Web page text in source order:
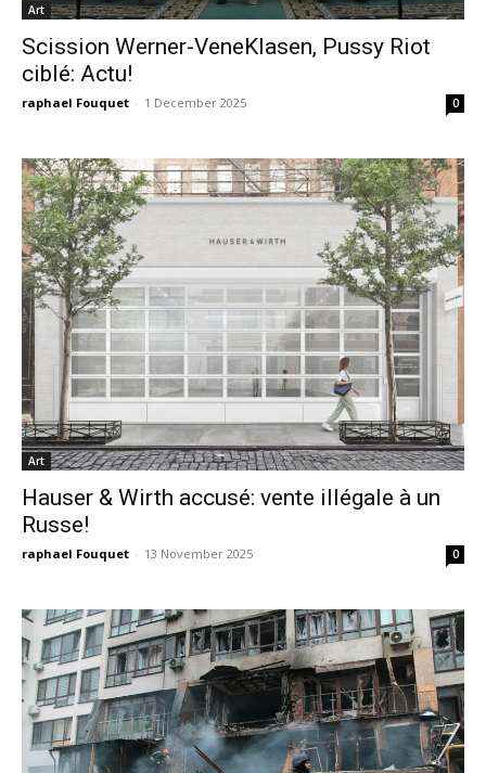
Art
Scission Werner-VeneKlasen, Pussy Riot
ciblé: Actu!
raphael Fouquet - 1 December 2025 0
Art
Hauser & Wirth accusé: vente illégale à un
Russe!
raphael Fouquet - 13 November 2025 0